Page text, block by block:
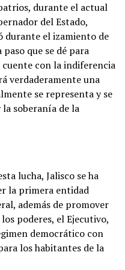
durante el actual
del Estado,
durante el izamiento de
que se dé para
con la indiferencia
verdaderamente una
se representa y se
soberanía de la
lucha, Jalisco se ha
la primera entidad
además de promover
poderes, el Ejecutivo,
democrático con
los habitantes de la